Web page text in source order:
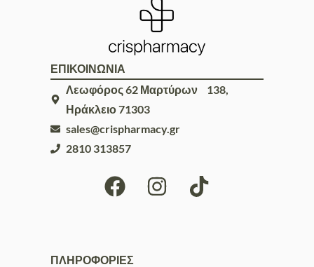
ΕΠΙΚΟΙΝΩΝΙΑ
Λεωφόρος 62 Μαρτύρων 138,
Ηράκλειο 71303
sales@crispharmacy.gr
2810 313857
ΠΛΗΡΟΦΟΡΙΕΣ